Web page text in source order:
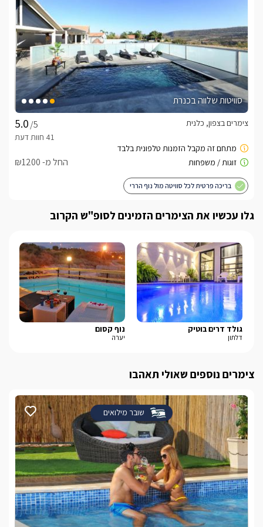
סוויטות שלווה בכנרת
/5
צימרים בצפון, כלנית
החל מ- ₪1200
בריכה פרטית לכל סוויטה מול נוף הררי
גלו עכשיו את הצימרים הזמינים לסופ"ש הקרוב
גולד דרים בוטיק
דלתון
נוף קסום
יערה
צימרים נוספים שאולי תאהבו
שובר מילואים